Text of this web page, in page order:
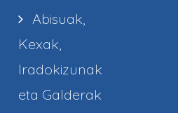
Abisuak,
Kexak,
Iradokizunak
eta Galderak